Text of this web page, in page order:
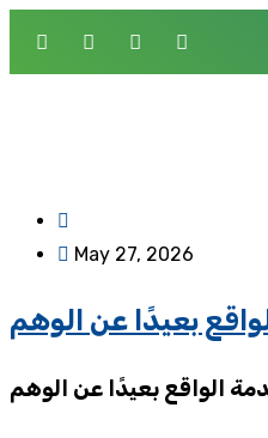
May 27, 2026
بعيدًا عن الوهم
الواقع بعيدًا عن الوهم